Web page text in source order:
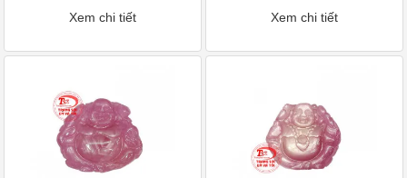
Xem chi tiết Xem chi tiết